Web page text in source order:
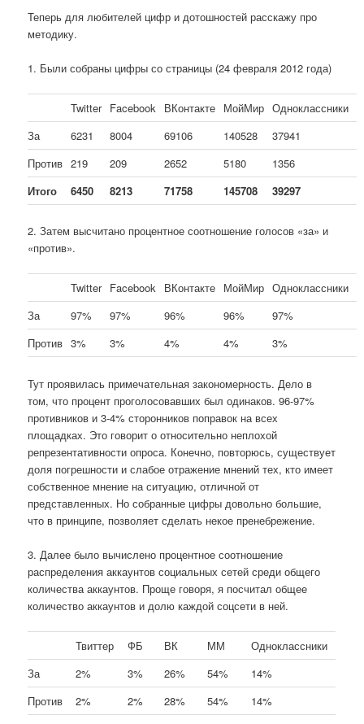
Теперь для любителей цифр и дотошностей расскажу про
методику.
1. Были собраны цифры со страницы (24 февраля 2012 года)
Twitter Facebook ВКонтакте МойМир Одноклассники
За
6231 8004 69106 140528
37941
Против 219 209 2652 5180
1356
Итого
6450 8213 71758 145708 39297
2. Затем высчитано процентное соотношение голосов «за» и
«против».
Twitter Facebook ВКонтакте МойМир Одноклассники
За
97% 97% 96% 96%
97%
Против 3% 3% 4% 4% 3%
Тут проявилась примечательная закономерность. Дело в
том, что процент проголосовавших был одинаков. 96-97%
противников и 3-4% сторонников поправок на всех
площадках. Это говорит о относительно неплохой
репрезентативности опроса. Конечно, повторюсь, существует
доля погрешности и слабое отражение мнений тех, кто имеет
собственное мнение на ситуацию, отличной от
представленных. Но собранные цифры довольно большие,
что в принципе, позволяет сделать некое пренебрежение.
3. Далее было вычислено процентное соотношение
распределения аккаунтов социальных сетей среди общего
количества аккаунтов. Проще говоря, я посчитал общее
количество аккаунтов и долю каждой соцсети в ней.
Твиттер ФБ ВК ММ
Одноклассники
За
2% 3% 26% 54%
14%
Против
2% 2% 28% 54%
14%